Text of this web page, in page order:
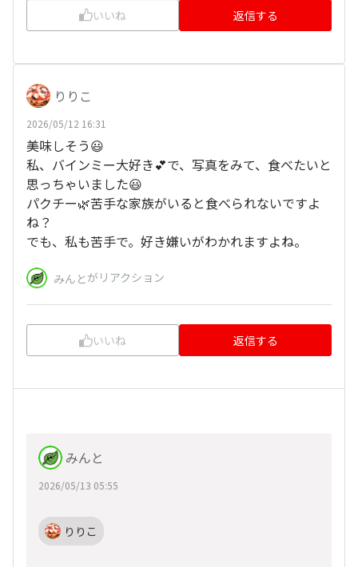
いいね 返信する
りりこ
2026/05/12 16:31
美味しそう😃
私、バインミー大好き💕で、写真をみて、食べたいと
思っちゃいました😃
パクチー🌿苦手な家族がいると食べられないですよ
ね？
でも、私も苦手で。好き嫌いがわかれますよね。
みんとがリアクション
いいね 返信する
みんと
2026/05/13 05:55
りりこ